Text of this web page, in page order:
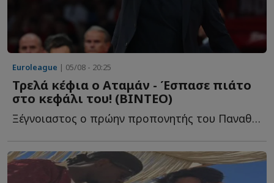
Euroleague | 05/08 - 20:25
Τρελά κέφια ο Αταμάν - Έσπασε πιάτο
στο κεφάλι του! (ΒΙΝΤΕΟ)
Ξέγνοιαστος ο πρώην προπονητής του Παναθηναϊκού σ...